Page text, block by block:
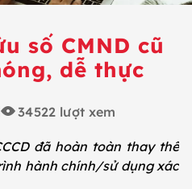
số CMND cũ
dễ thực
34522 lượt xem
đã hoàn toàn thay thế
hành chính/sử dụng xác